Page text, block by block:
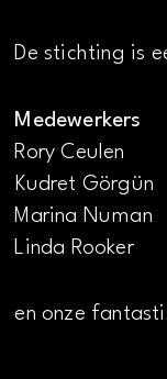
De stichting is
Medewerkers
Rory Ceulen
Kudret Görgün
Marina Numan
Linda Rooker
en onze